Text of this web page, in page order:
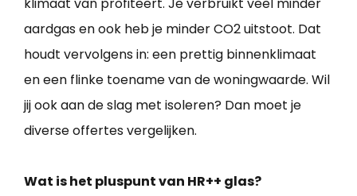
aardgas en ook heb je minder CO2 uitstoot. Dat
houdt vervolgens in: een prettig binnenklimaat
en een flinke toename van de woningwaarde. Wil
jij ook aan de slag met isoleren? Dan moet je
diverse offertes vergelijken.
Wat is het pluspunt van HR++ glas?